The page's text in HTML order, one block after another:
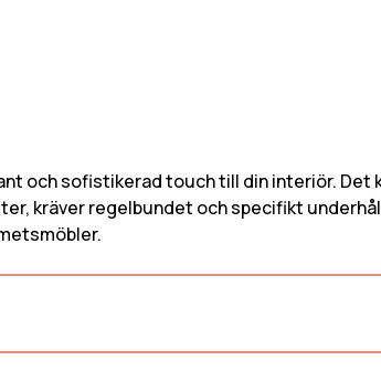
Soffa
Material
Linne Soffa
Tygsoffa
och sofistikerad touch till din interiör. Det
kräver regelbundet och specifikt